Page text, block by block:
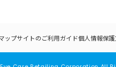
ップサイトのご利用ガイド個人情報保